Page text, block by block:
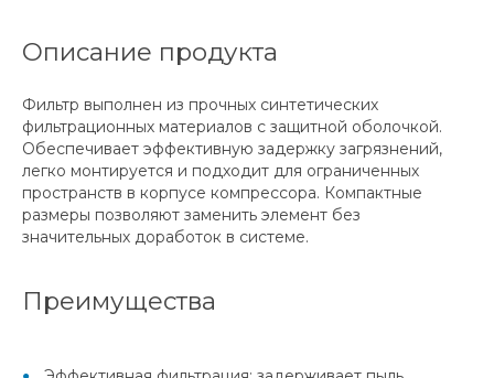
Описание продукта
Фильтр выполнен из прочных синтетических
фильтрационных материалов с защитной оболочкой.
Обеспечивает эффективную задержку загрязнений,
легко монтируется и подходит для ограниченных
пространств в корпусе компрессора. Компактные
размеры позволяют заменить элемент без
значительных доработок в системе.
Преимущества